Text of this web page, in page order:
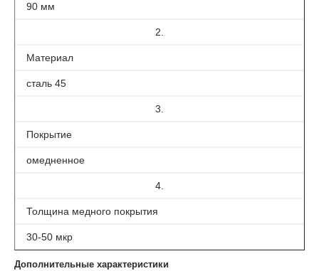
90 мм
2.
Материал
сталь 45
3.
Покрытие
омедненное
4.
Толщина медного покрытия
30-50 мкр
Дополнительные характеристики